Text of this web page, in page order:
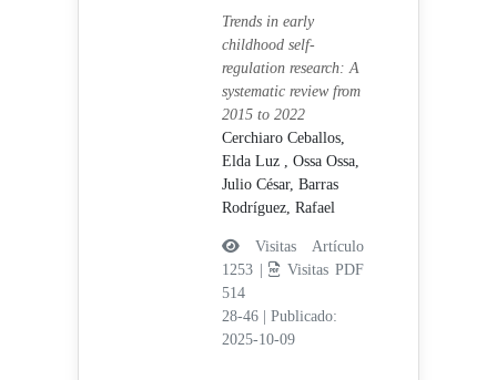
Trends in early
childhood self-
regulation research: A
systematic review from
2015 to 2022
Cerchiaro Ceballos,
Elda Luz , Ossa Ossa,
Julio César, Barras
Rodríguez, Rafael
Visitas Artículo
1253 |
Visitas PDF
514
28-46
Publicado:
2025-10-09